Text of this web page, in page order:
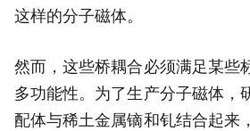
这样的分子磁体。
然而，这些桥耦合必须满足某些
多功能性。为了生产分子磁体，
配体与稀土金属镝和钆结合起来